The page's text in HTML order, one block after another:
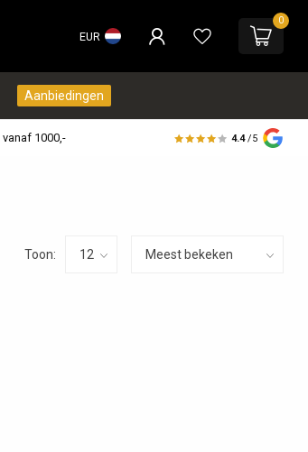
EUR
0
Aanbiedingen
1000,- 4.4 /5
Toon: